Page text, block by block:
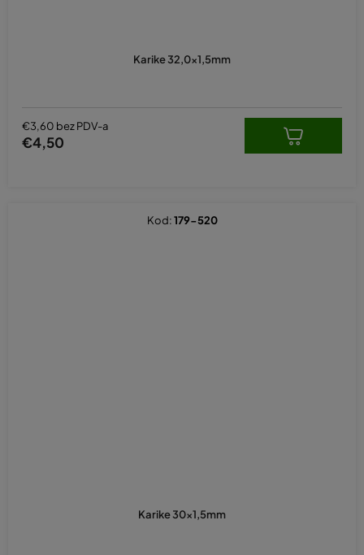
Karike 32,0x1,5mm
€3,60 bez PDV-a
€4,50
Karike 30x1,5mm
Kod:179-520